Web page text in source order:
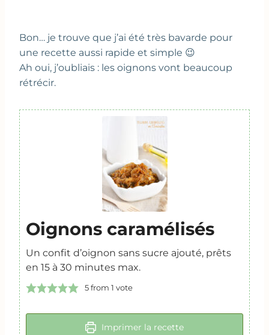
Bon… je trouve que j’ai été très bavarde pour
une recette aussi rapide et simple 😉
Ah oui, j’oubliais : les oignons vont beaucoup
rétrécir.
Oignons caramélisés
Un confit d’oignon sans sucre ajouté, prêts
en 15 à 30 minutes max.
5from 1 vote
Imprimer la recette